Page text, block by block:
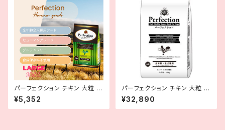
パーフェクション チキン 大粒 1.
8kg
¥5,352
パーフェクション チキン 大粒 2
0kg
¥32,890